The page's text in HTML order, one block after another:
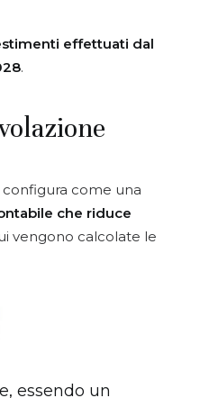
effettuati dal
.
configura come una
che riduce
vengono calcolate le
essendo un